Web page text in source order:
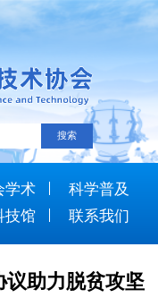
学术
科学普及
技馆 联系我们
助力脱贫攻坚